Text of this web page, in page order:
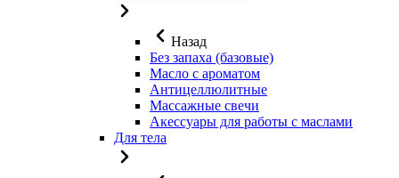
Назад
Без запаха (базовые)
Масло с ароматом
Антицеллюлитные
Массажные свечи
Акессуары для работы с маслами
Для тела